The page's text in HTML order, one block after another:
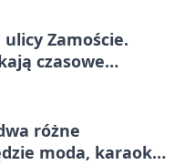
Zamoście.
czasowe
różne
moda, karaoke